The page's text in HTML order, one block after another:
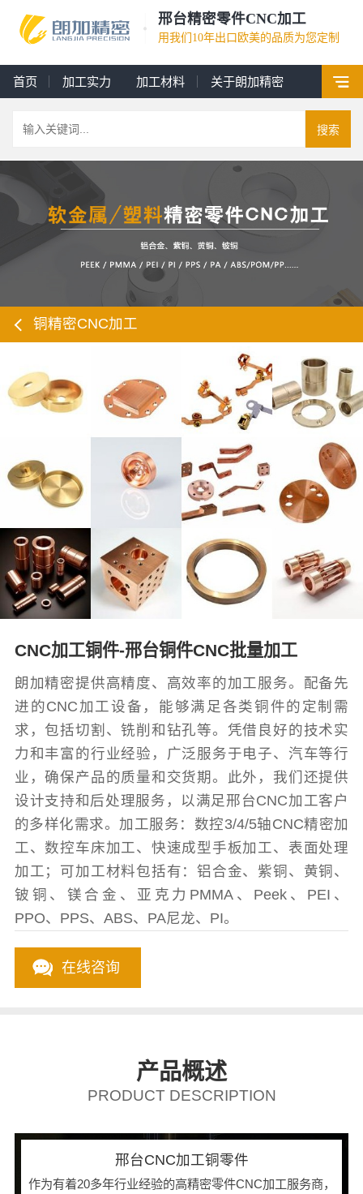
邢台精密零件CNC加工
用我们10年出口欧美的品质为您定制
首页 加工实力 加工材料 关于朗加精密
搜索
铜精密CNC加工
CNC加工铜件-邢台铜件CNC批量加工
朗加精密提供高精度、高效率的加工服务。配备先
进的CNC加工设备，能够满足各类铜件的定制需
求，包括切割、铣削和钻孔等。凭借良好的技术实
力和丰富的行业经验，广泛服务于电子、汽车等行
业，确保产品的质量和交货期。此外，我们还提供
设计支持和后处理服务，以满足邢台CNC加工客户
的多样化需求。加工服务：数控3/4/5轴CNC精密加
工、数控车床加工、快速成型手板加工、表面处理
加工；可加工材料包括有：铝合金、紫铜、黄铜、
铍铜、镁合金、亚克力PMMA、Peek、PEI、
PPO、PPS、ABS、PA尼龙、PI。
在线咨询
产品概述
PRODUCT DESCRIPTION
邢台CNC加工铜零件
作为有着20多年行业经验的高精密零件CNC加工服务商，